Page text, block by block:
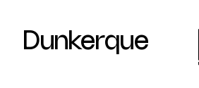
Dunkerque